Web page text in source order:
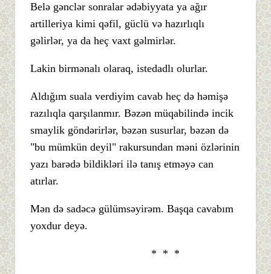
Belə gənclər sonralar ədəbiyyata ya ağır
artilleriya kimi qəfil, güclü və hazırlıqlı
gəlirlər, ya da heç vaxt gəlmirlər.
Lakin birmənalı olaraq, istedadlı olurlar.
Aldığım suala verdiyim cavab heç də həmişə
razılıqla qarşılanmır. Bəzən müqabilində incik
smaylik göndərirlər, bəzən susurlar, bəzən də
"bu mümkün deyil" rakursundan məni özlərinin
yazı barədə bildikləri ilə tanış etməyə can
atırlar.
Mən də sadəcə gülümsəyirəm. Başqa cavabım
yoxdur deyə.
* * *